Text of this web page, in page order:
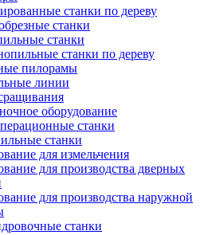
станки по дереву
станки
станки
станки по дереву
пилорамы
линии
оборудование
станки
станки
для измельчения
для производства дверных
для производства наружной
станки